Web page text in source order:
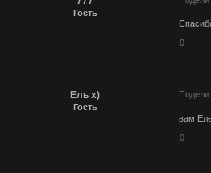
Гость
0
Ель х)
Гость
вам
0